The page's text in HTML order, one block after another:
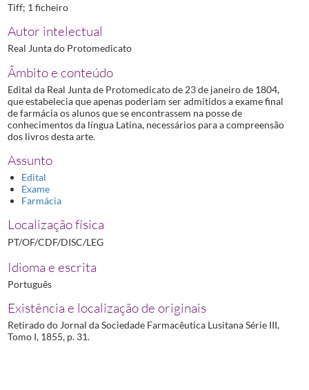
Tiff; 1 ficheiro
Autor intelectual
Real Junta do Protomedicato
Âmbito e conteúdo
Edital da Real Junta de Protomedicato de 23 de janeiro de 1804,
que estabelecia que apenas poderiam ser admitidos a exame final
de farmácia os alunos que se encontrassem na posse de
conhecimentos da língua Latina, necessários para a compreensão
dos livros desta arte.
Assunto
Edital
Exame
Farmácia
Localização física
PT/OF/CDF/DISC/LEG
Idioma e escrita
Português
Existência e localização de originais
Retirado do Jornal da Sociedade Farmacêutica Lusitana Série III,
Tomo I, 1855, p. 31.